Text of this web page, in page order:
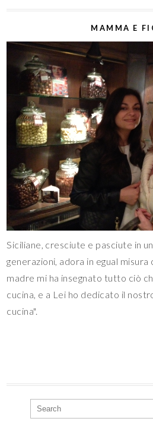
MAMMA E
Siciliane, cresciute e pasciute in
generazioni, adora in egual
madre mi ha insegnato tutto ciò
cucina, e a Lei ho dedicato il
cucina".